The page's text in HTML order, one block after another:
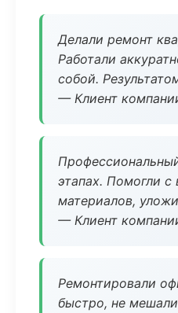
Делали ремонт
Работали
собой.
— Клиент
этапах. Помогли
материалов,
— Клиент
Ремонтировали
быстро, не